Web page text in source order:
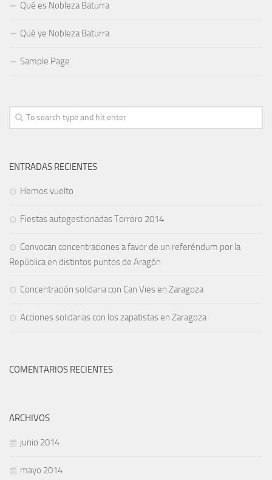
Qué es Nobleza Baturra
Qué ye Nobleza Baturra
Sample Page
ENTRADAS RECIENTES
Hemos vuelto
Fiestas autogestionadas Torrero 2014
Convocan concentraciones a favor de un referéndum por la
República en distintos puntos de Aragón
Concentración solidaria con Can Vies en Zaragoza
Acciones solidarias con los zapatistas en Zaragoza
COMENTARIOS RECIENTES
ARCHIVOS
junio 2014
mayo 2014